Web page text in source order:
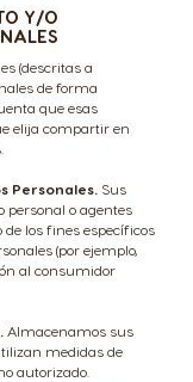
Y/O
(descritas a
de forma
que esas
elija compartir en
Personales. Sus
personal o agentes
de los fines específicos
(por ejemplo,
al consumidor
Almacenamos sus
medidas de
autorizado.
Japan
Japanese
Kazakhstan
Latvia
Latvian
Macedonia
English